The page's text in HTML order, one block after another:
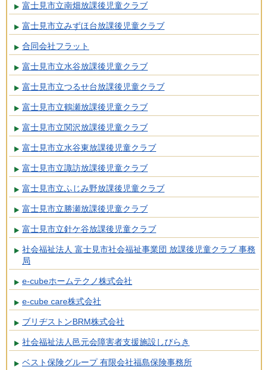
富士見市立南畑放課後児童クラブ
富士見市立みずほ台放課後児童クラブ
合同会社フラット
富士見市立水谷放課後児童クラブ
富士見市立つるせ台放課後児童クラブ
富士見市立鶴瀬放課後児童クラブ
富士見市立関沢放課後児童クラブ
富士見市立水谷東放課後児童クラブ
富士見市立諏訪放課後児童クラブ
富士見市立ふじみ野放課後児童クラブ
富士見市立勝瀬放課後児童クラブ
富士見市立針ケ谷放課後児童クラブ
社会福祉法人 富士見市社会福祉事業団 放課後児童クラブ 事務
局
e-cubeホームテクノ株式会社
e-cube care株式会社
ブリヂストンBRM株式会社
社会福祉法人邑元会障害者支援施設しびらき
ベスト保険グループ 有限会社福島保険事務所